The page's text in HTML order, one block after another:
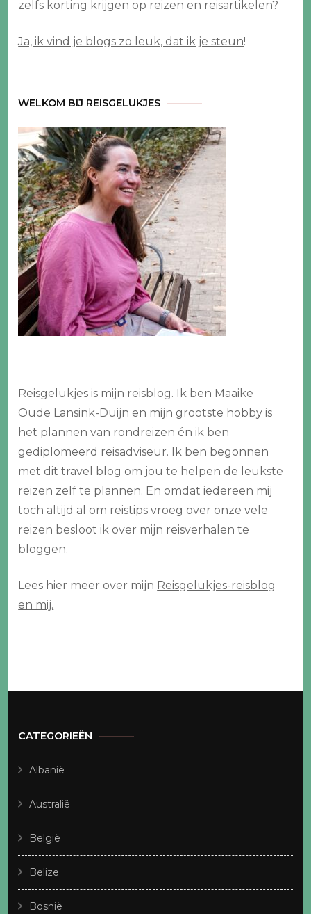
zelfs korting krijgen op reizen en reisartikelen?
Ja, ik vind je blogs zo leuk, dat ik je steun!
WELKOM BIJ REISGELUKJES
Reisgelukjes is mijn reisblog. Ik ben Maaike
Oude Lansink-Duijn en mijn grootste hobby is
het plannen van rondreizen én ik ben
gediplomeerd reisadviseur. Ik ben begonnen
met dit travel blog om jou te helpen de leukste
reizen zelf te plannen. En omdat iedereen mij
toch altijd al om reistips vroeg over onze vele
reizen besloot ik over mijn reisverhalen te
bloggen.
Lees hier meer over mijn Reisgelukjes-reisblog
en mij.
CATEGORIEËN
Albanië
Australië
België
Belize
Bosnië